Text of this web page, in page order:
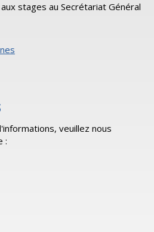
stages au Secrétariat Général
veuillez nous
: